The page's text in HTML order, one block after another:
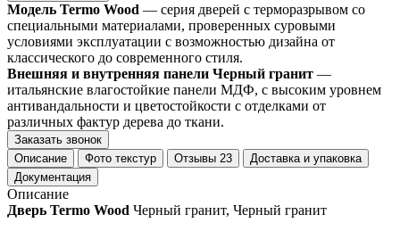
Модель Termo Wood — серия дверей с терморазрывом со
специальными материалами, проверенных суровыми
условиями эксплуатации с возможностью дизайна от
классического до современного стиля.
Внешняя и внутренняя панели Черный гранит —
итальянские влагостойкие панели МДФ, с высоким уровнем
антивандальности и цветостойкости с отделками от
различных фактур дерева до ткани.
Заказать звонок
Описание
Фото текстур Отзывы 23
Доставка и упаковка
Документация
Описание
Дверь Termo Wood Черный гранит, Черный гранит